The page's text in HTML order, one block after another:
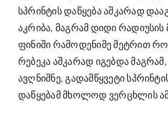
სპრინტის დაწყება აშკარად
აკრიბა, მაგრამ დიდი
ფინიში რამოდენიმე მეტრით
რებეკა აშკარად იგებდა
ავღნიშნე, გადამწყვეტი
დაწყებამ მხოლოდ ვერცხლის